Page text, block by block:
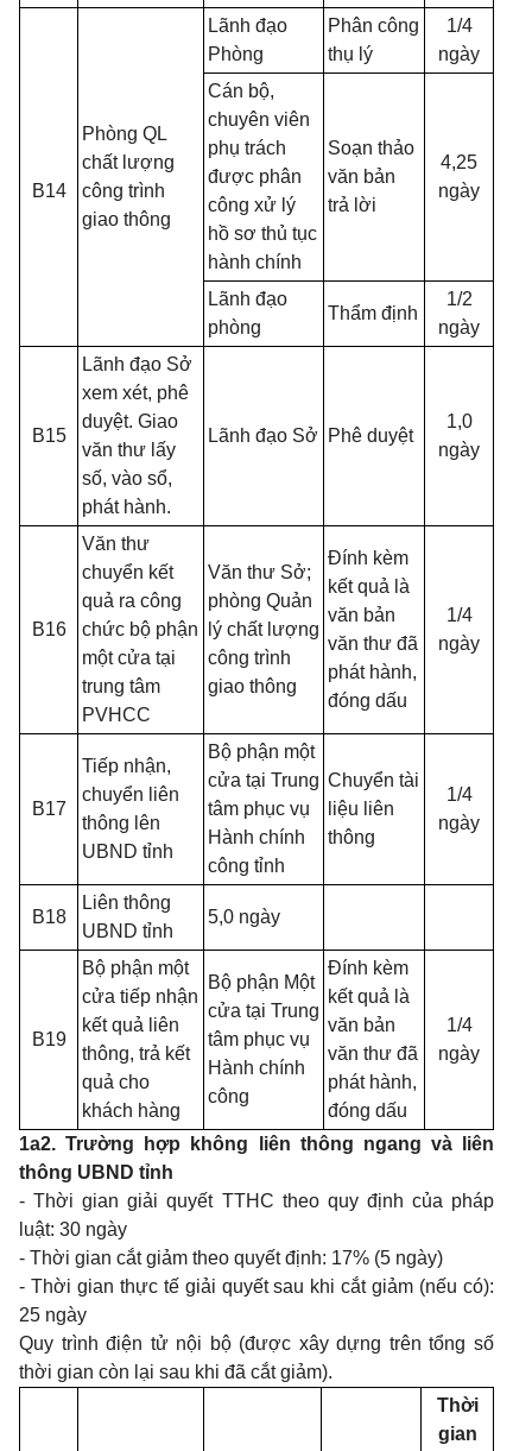
B14
Phòng QL
chất lượng
công trình
giao thông
Lãnh đạo
Phòng
Phân công
thụ lý
1/4
ngày
Cán bộ,
chuyên viên
phụ trách
được phân
công xử lý
hồ sơ thủ tục
hành chính
Soạn thảo
văn bản
trả lời
4,25
ngày
Lãnh đạo
phòng
Thẩm định
1/2
ngày
B15
Lãnh đạo Sở
xem xét, phê
duyệt. Giao
văn thư lấy
số, vào sổ,
phát hành.
Lãnh đạo Sở Phê duyệt
1,0
ngày
B16
Văn thư
chuyển kết
quả ra công
chức bộ phận
một cửa tại
trung tâm
PVHCC
Văn thư Sở;
phòng Quản
lý chất lượng
công trình
giao thông
Đính kèm
kết quả là
văn bản
văn thư đã
phát hành,
đóng dấu
1/4
ngày
B17
Tiếp nhận,
chuyển liên
thông lên
UBND tỉnh
Bộ phận một
cửa tại Trung
tâm phục vụ
Hành chính
công tỉnh
Chuyển tài
liệu liên
thông
1/4
ngày
B18
Liên thông
UBND tỉnh
5,0 ngày
B19
Bộ phận một
cửa tiếp nhận
kết quả liên
thông, trả kết
quả cho
khách hàng
Bộ phận Một
cửa tại Trung
tâm phục vụ
Hành chính
công
Đính kèm
kết quả là
văn bản
văn thư đã
phát hành,
đóng dấu
1/4
ngày
1a2. Trường hợp không liên thông ngang và liên
thông UBND tỉnh
-Thời gian giải quyết TTHC theo quy định của pháp
luật: 30 ngày
- Thời gian cắt giảm theo quyết định: 17% (5 ngày)
- Thời gian thực tế giải quyết sau khi cắt giảm (nếu có):
25 ngày
Quy trình điện tử nội bộ (được xây dựng trên tổng số
thời gian còn lại sau khi đã cắt giảm).
Thời
gian